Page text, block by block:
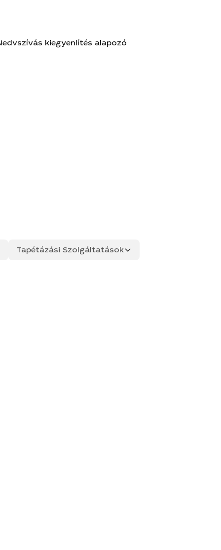
kiegyenlítés alapozó
Tapétázási Szolgáltatások